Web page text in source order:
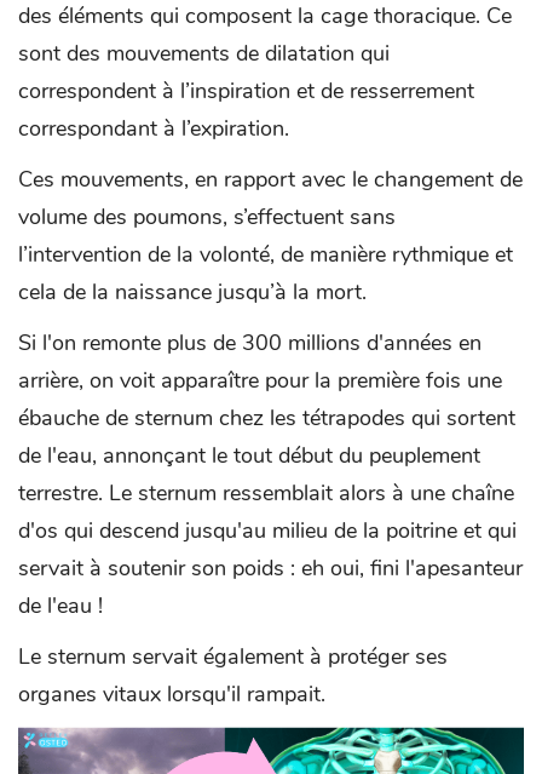
des éléments qui composent la cage thoracique. Ce
sont des mouvements de dilatation qui
correspondent à l’inspiration et de resserrement
correspondant à l’expiration.
Ces mouvements, en rapport avec le changement de
volume des poumons, s’effectuent sans
l’intervention de la volonté, de manière rythmique et
cela de la naissance jusqu’à la mort.
Si l'on remonte plus de 300 millions d'années en
arrière, on voit apparaître pour la première fois une
ébauche de sternum chez les tétrapodes qui sortent
de l'eau, annonçant le tout début du peuplement
terrestre. Le sternum ressemblait alors à une chaîne
d'os qui descend jusqu'au milieu de la poitrine et qui
servait à soutenir son poids : eh oui, fini l'apesanteur
de l'eau !
Le sternum servait également à protéger ses
organes vitaux lorsqu'il rampait.